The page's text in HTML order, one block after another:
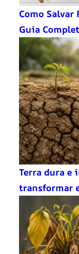
Como Salvar
Guia
Terra dura e
transformar